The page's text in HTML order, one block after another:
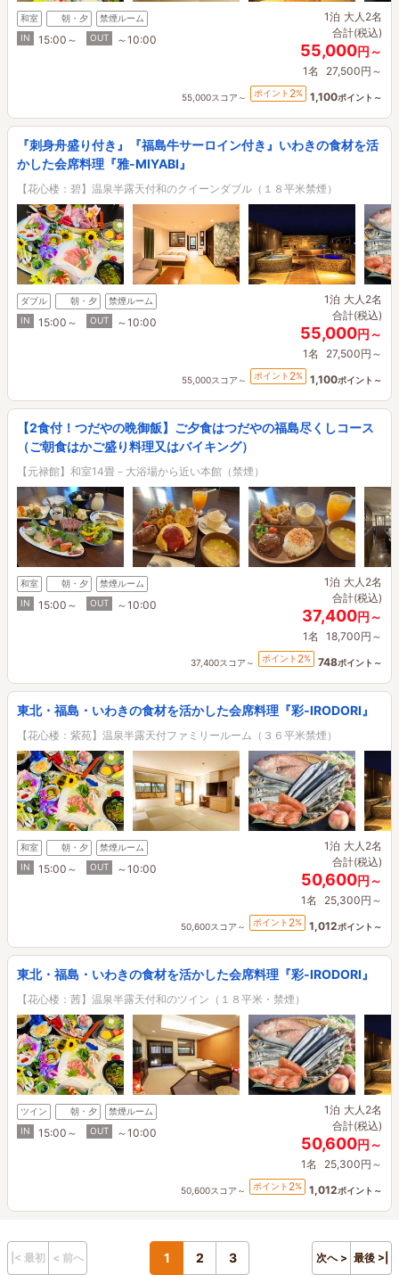
和室 朝・夕
禁煙ルーム
IN
15:00～ OUT ～10:00
1泊 大人2名
合計(税込)
55,000円～
1名 27,500円～
55,000スコア～ ポイント 2% 1,100ポイント～
『刺身舟盛り付き』『福島牛サーロイン付き』いわきの食材を活
かした会席料理『雅-MIYABI』
【花心楼：碧】温泉半露天付和のクイーンダブル（１８平米禁煙）
ダブル 朝・夕
禁煙ルーム
IN
15:00～ OUT ～10:00
1泊 大人2名
合計(税込)
55,000円～
1名 27,500円～
55,000スコア～ ポイント 2% 1,100ポイント～
【2食付！つだやの晩御飯】ご夕食はつだやの福島尽くしコース
（ご朝食はかご盛り料理又はバイキング）
【元禄館】和室14畳－大浴場から近い本館（禁煙）
和室 朝・夕
禁煙ルーム
IN
15:00～ OUT ～10:00
1泊 大人2名
合計(税込)
37,400円～
1名 18,700円～
37,400スコア～ ポイント 2% 748ポイント～
東北・福島・いわきの食材を活かした会席料理『彩-IRODORI』
【花心楼：紫苑】温泉半露天付ファミリールーム（３６平米禁煙）
和室 朝・夕
禁煙ルーム
IN
15:00～ OUT ～10:00
1泊 大人2名
合計(税込)
50,600円～
1名 25,300円～
50,600スコア～ ポイント 2% 1,012ポイント～
東北・福島・いわきの食材を活かした会席料理『彩-IRODORI』
【花心楼：茜】温泉半露天付和のツイン（１８平米・禁煙）
ツイン 朝・夕
禁煙ルーム
IN
15:00～ OUT ～10:00
1泊 大人2名
合計(税込)
50,600円～
1名 25,300円～
50,600スコア～ ポイント 2% 1,012ポイント～
|< 最初 < 前へ 1 2 3 次へ > 最後 >|